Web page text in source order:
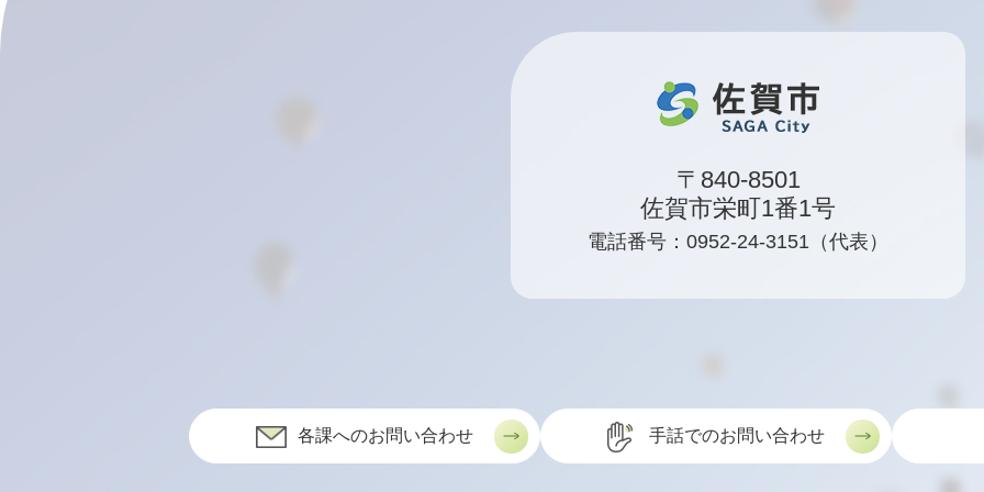
〒840-8501
佐賀市栄町1番1号
電話番号：0952-24-3151（代表）
各課へのお問い合わせ 手話でのお問い合わせ